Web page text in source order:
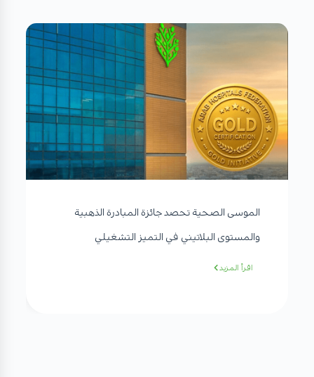
الموسى الصحية تحصد جائزة المبادرة الذهبية
والمستوى البلاتيني في التميز التشغيلي
اقرأ المزيد